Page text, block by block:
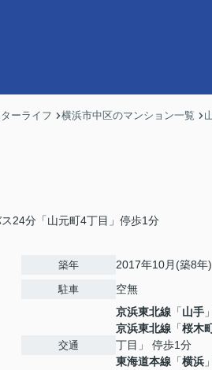
ーライフ 横浜市中区のマンション一覧
24分「山元町4丁目」停歩1分
築年 2017年10月(築8年)
駐車 空無
交通
京浜東北線 「山手
京浜東北線 「桜木
丁目」 停歩1分
東海道本線 「横浜